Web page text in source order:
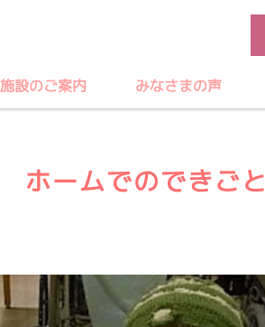
施設のご案内 みなさまの声
ホームでのできごと